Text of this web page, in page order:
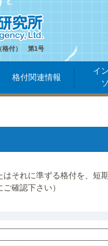
格付） 第1号
格付関連情報
イ
はそれに準ずる格付を、
確認下さい）